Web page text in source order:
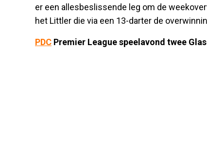
er een allesbeslissende leg om de
het Littler die via een 13-darter de
PDC Premier League speelavond twee